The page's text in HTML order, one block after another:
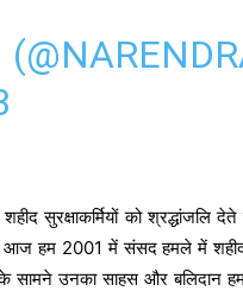
सुरक्षाकर्मियों को श्रद्धांजलि
हम 2001 में संसद हमले में शहीद
सामने उनका साहस और बलिदान